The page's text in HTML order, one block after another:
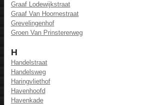
Graaf Lodewijkstraat
Graaf Van Hoornestraat
Grevelingenhof
Groen Van Prinstererweg
H
Handelstraat
Handelsweg
Haringvliethof
Havenhoofd
Havenkade